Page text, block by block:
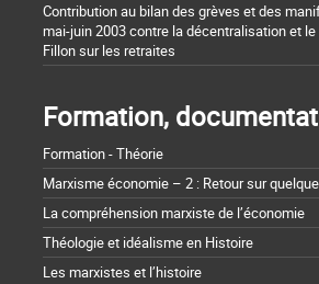
Contribution au bilan des grèves et des
mai-juin 2003 contre la décentralisation et
Fillon sur les retraites
Formation,
Formation - Théorie
Marxisme économie – 2 : Retour sur
La compréhension marxiste de l’économie
Théologie et idéalisme en Histoire
Les marxistes et l’histoire